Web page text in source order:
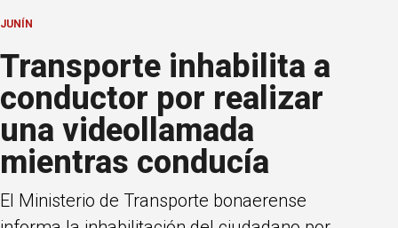
JUNÍN
Transporte inhabilita a
conductor por realizar
una videollamada
mientras conducía
El Ministerio de Transporte bonaerense